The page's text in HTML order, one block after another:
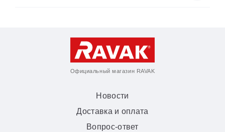
Официальный магазин RAVAK
Новости
Доставка и оплата
Вопрос-ответ